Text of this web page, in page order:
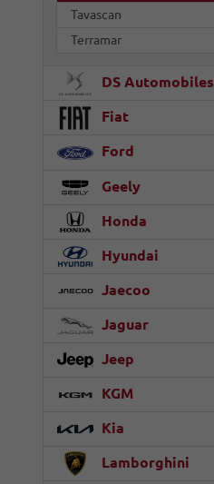
Tavascan
Terramar
DS Automobiles
Fiat
Ford
Geely
Honda
Hyundai
Jaecoo
Jaguar
Jeep
KGM
Kia
Lamborghini